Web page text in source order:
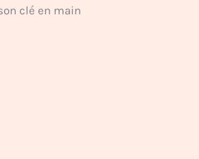
clé en main